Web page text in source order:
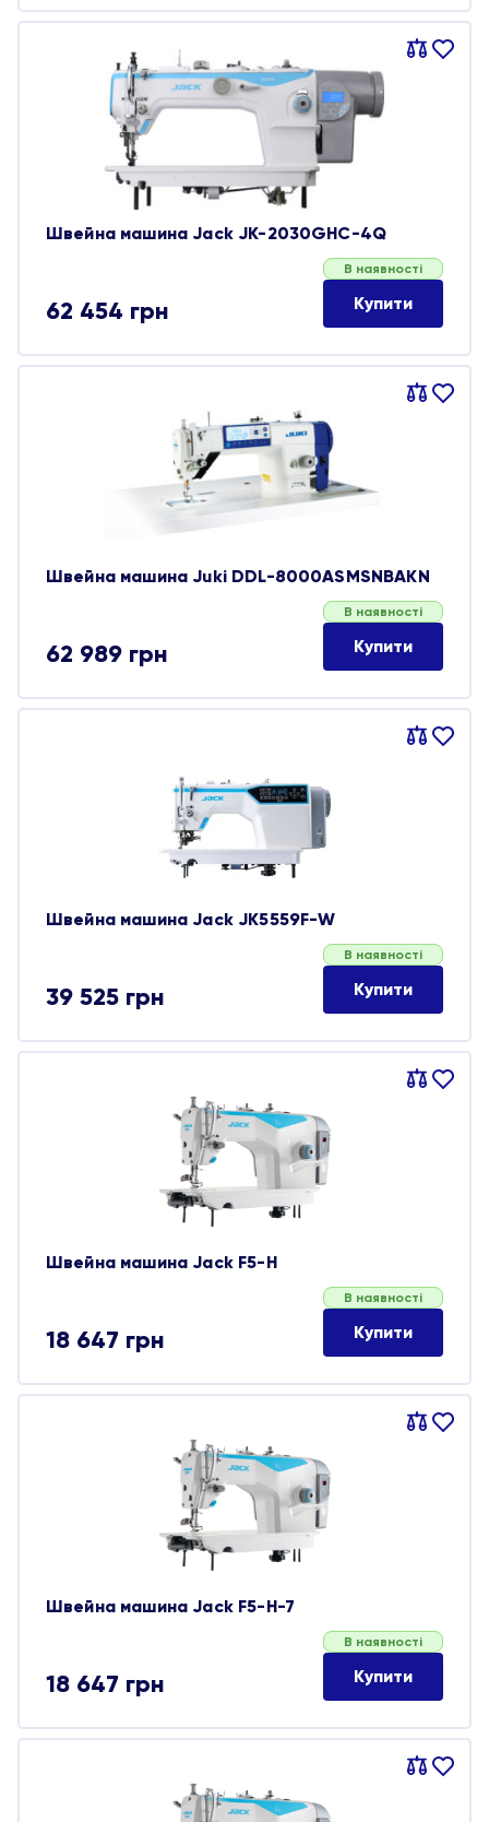
Порівняти
В
Швейна машина Jack JK-2030GHC-4Q
62 454 грн
В наявності
Купити
Порівняти
В
Швейна машина Juki DDL-8000ASMSNBAKN
62 989 грн
В наявності
Купити
Порівняти
В
Швейна машина Jack JK5559F-W
39 525 грн
В наявності
Купити
Порівняти
В
Швейна машина Jack F5-H
18 647 грн
В наявності
Купити
Порівняти
В
Швейна машина Jack F5-H-7
18 647 грн
В наявності
Купити
Порівняти
В